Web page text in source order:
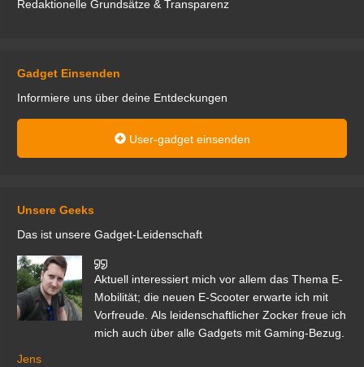
Redaktionelle Grundsätze & Transparenz
Gadget Einsenden
Informiere uns über deine Entdeckungen
User-gadget einsenden
Unsere Geeks
Das ist unsere Gadget-Leidenschaft
Aktuell interessiert mich vor allem das Thema E-
Mobilität; die neuen E-Scooter erwarte ich mit
Vorfreude. Als leidenschaftlicher Zocker freue ich
mich auch über alle Gadgets mit Gaming-Bezug.
Jens